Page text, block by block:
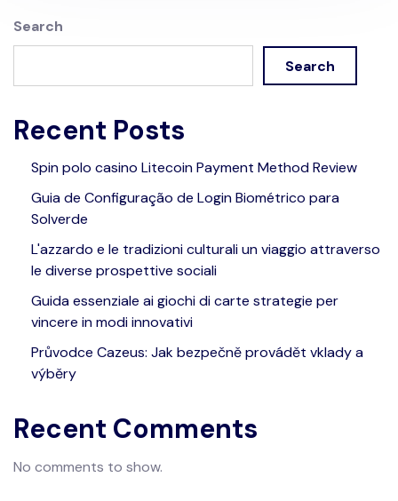
Search
Search
Recent Posts
Spin polo casino Litecoin Payment Method Review
Guia de Configuração de Login Biométrico para
Solverde
L'azzardo e le tradizioni culturali un viaggio attraverso
le diverse prospettive sociali
Guida essenziale ai giochi di carte strategie per
vincere in modi innovativi
Průvodce Cazeus: Jak bezpečně provádět vklady a
výběry
Recent Comments
No comments to show.